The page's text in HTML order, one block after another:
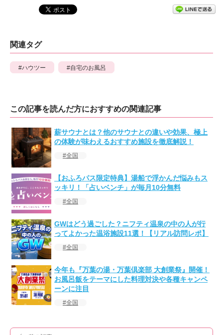
関連タグ
ハウツー 自宅のお風呂
この記事を読んだ方におすすめの関連記事
薪サウナとは？他のサウナとの違いや効果、極上
の体験が味わえるおすすめ施設を徹底解説！
全国
【おふろパス限定特典】湯船で浮かんだ悩みもス
ッキリ！「占いベンチ」が毎月10分無料
全国
GWはどう過ごした？ニフティ温泉の中の人が行
ってよかった温浴施設11選！【リアル訪問レポ】
全国
今年も『万葉の湯・万葉倶楽部 大創業祭』開催！
お風呂飯をテーマにした料理対決や各種キャンペ
ーンに注目
全国